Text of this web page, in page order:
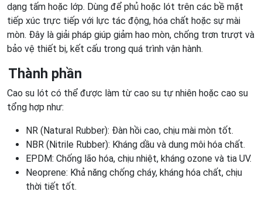
dạng tấm hoặc lớp. Dùng để phủ hoặc lót trên các bề mặt
tiếp xúc trực tiếp với lực tác động, hóa chất hoặc sự mài
mòn. Đây là giải pháp giúp giảm hao mòn, chống trơn trượt và
bảo vệ thiết bị, kết cấu trong quá trình vận hành.
Thành phần
Cao su lót có thể được làm từ cao su tự nhiên hoặc cao su
tổng hợp như:
NR (Natural Rubber): Đàn hồi cao, chịu mài mòn tốt.
NBR (Nitrile Rubber): Kháng dầu và dung môi hóa chất.
EPDM: Chống lão hóa, chịu nhiệt, kháng ozone và tia UV.
Neoprene: Khả năng chống cháy, kháng hóa chất, chịu
thời tiết tốt.